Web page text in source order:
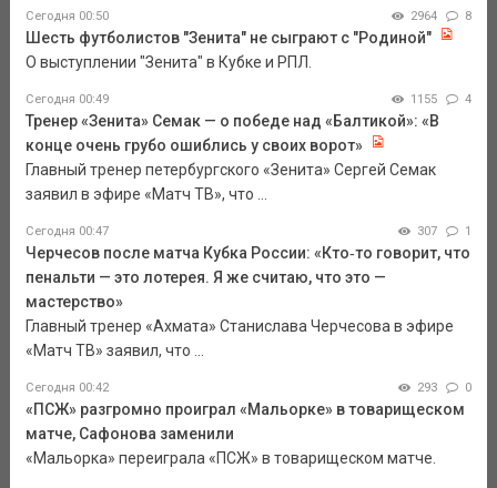
Сегодня 00:50 2964 8
Шесть футболистов "Зенита" не сыграют с "Родиной"
О выступлении "Зенита" в Кубке и РПЛ.
Сегодня 00:49 1155 4
Тренер «Зенита» Семак — о победе над «Балтикой»: «В
конце очень грубо ошиблись у своих ворот»
Главный тренер петербургского «Зенита» Сергей Семак
заявил в эфире «Матч ТВ», что ...
Сегодня 00:47 307 1
Черчесов после матча Кубка России: «Кто‑то говорит, что
пенальти — это лотерея. Я же считаю, что это —
мастерство»
Главный тренер «Ахмата» Станислава Черчесова в эфире
«Матч ТВ» заявил, что ...
Сегодня 00:42 293 0
«ПСЖ» разгромно проиграл «Мальорке» в товарищеском
матче, Сафонова заменили
«Мальорка» переиграла «ПСЖ» в товарищеском матче.